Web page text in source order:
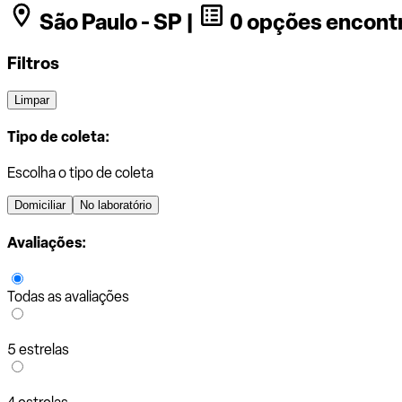
São Paulo - SP | 0 opções
Filtros
Limpar
Tipo de coleta:
Escolha o tipo de coleta
Domiciliar No laboratório
Avaliações:
Todas as avaliações
5 estrelas